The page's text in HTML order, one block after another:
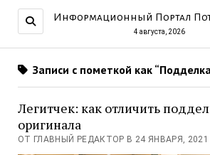
Информационный Портал
4 августа, 2026
Записи с пометкой как
Легитчек: как отличить
оригинала
ОТ ГЛАВНЫЙ РЕДАКТОР В 24 ЯНВАРЯ, 2021